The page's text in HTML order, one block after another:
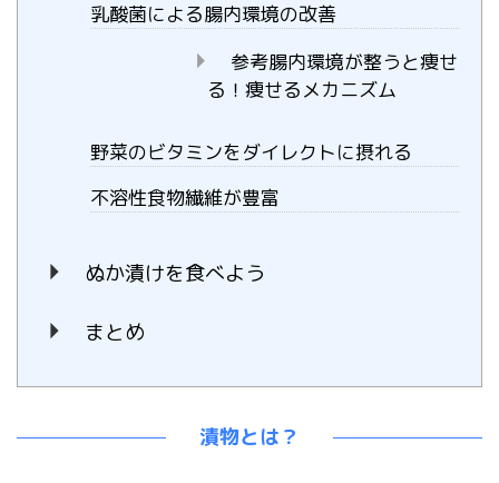
乳酸菌による腸内環境の改善
参考腸内環境が整うと痩せ
る！痩せるメカニズム
野菜のビタミンをダイレクトに摂れる
不溶性食物繊維が豊富
ぬか漬けを食べよう
まとめ
漬物とは？